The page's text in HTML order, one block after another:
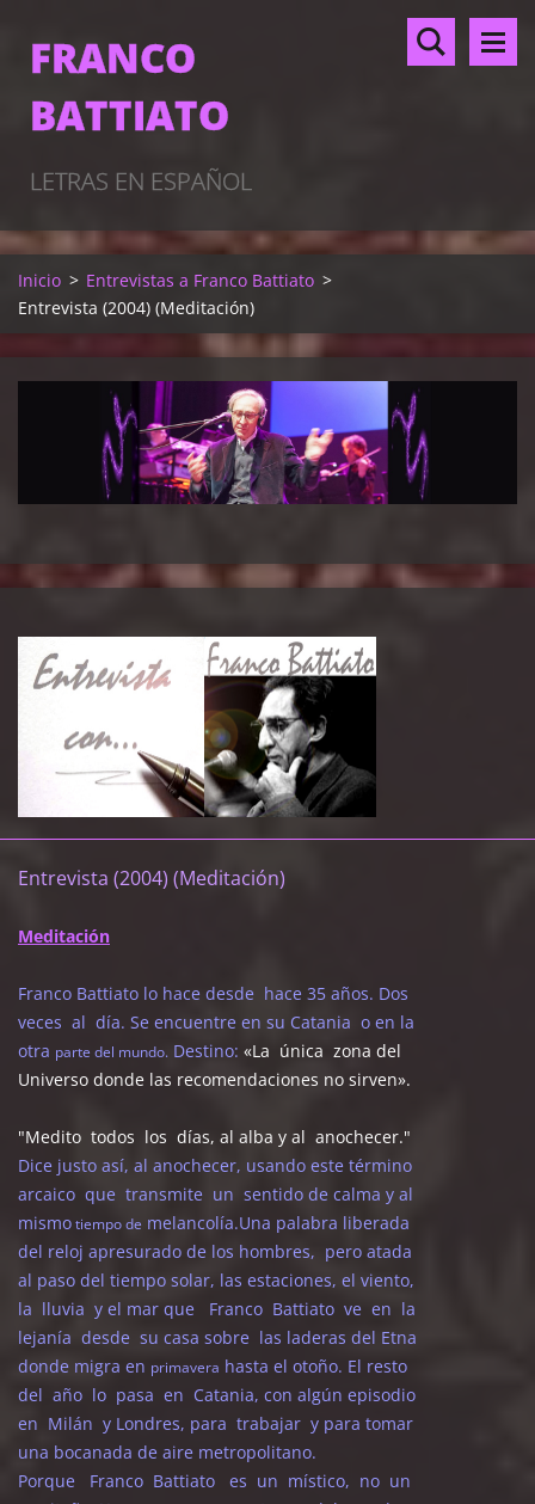
FRANCO
BATTIATO
LETRAS EN ESPAÑOL
Inicio > Entrevistas a Franco Battiato >
Entrevista (2004) (Meditación)
Entrevista (2004) (Meditación)
Meditación
Franco Battiato lo hace desde hace 35 años. Dos
veces al día. Se encuentre en su Catania o en la
otra parte del mundo. Destino: «La única zona del
Universo donde las recomendaciones no sirven».
"Medito todos los días, al alba y al anochecer."
Dice justo así, al anochecer, usando este término
arcaico que transmite un sentido de calma y al
mismotiempo de melancolía.Una palabra liberada
del reloj apresurado de los hombres, pero atada
al paso del tiempo solar, las estaciones, el viento,
la lluvia y el mar que Franco Battiato ve en la
lejanía desde su casa sobre las laderas del Etna
donde migra en primavera hasta el otoño. El resto
del año lo pasa en Catania, con algún episodio
en Milán y Londres, para trabajar y para tomar
una bocanada de aire metropolitano.
Porque Franco Battiato es un místico, no un